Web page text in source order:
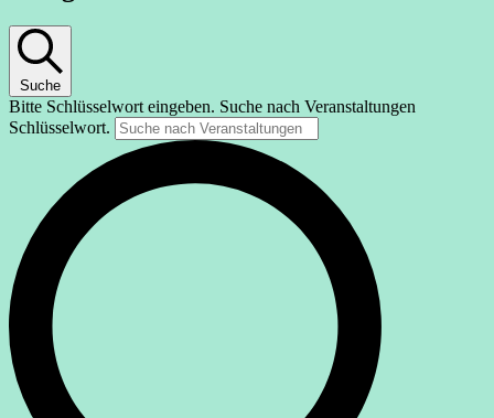
Suche
Bitte Schlüsselwort eingeben. Suche nach Veranstaltungen
Schlüsselwort.